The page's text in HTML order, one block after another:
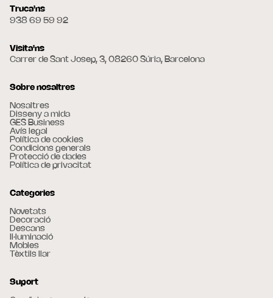
Truca'ns
938 69 59 92
Visita'ns
Carrer de Sant Josep, 3, 08260 Súria, Barcelona
Sobre nosaltres
Nosaltres
Disseny a mida
GES Business
Avís legal
Política de cookies
Condicions generals
Protecció de dades
Política de privacitat
Categories
Novetats
Decoració
Descans
Il·luminació
Mobles
Tèxtils llar
Suport